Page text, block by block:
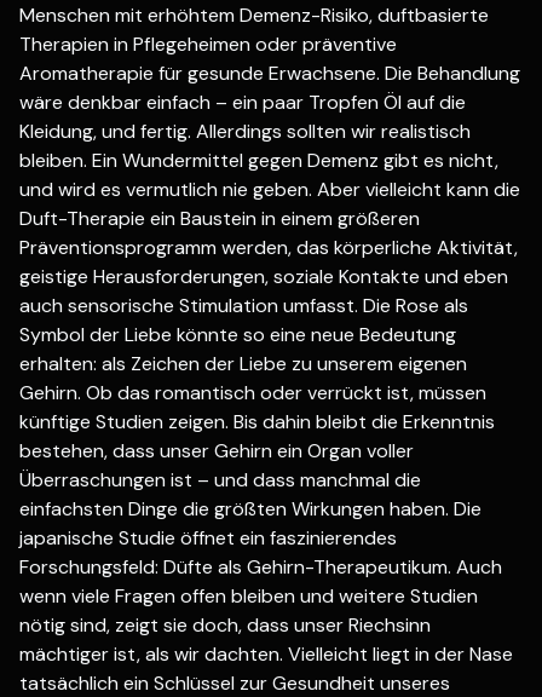
Menschen mit erhöhtem Demenz-Risiko, duftbasierte
Therapien in Pflegeheimen oder präventive
Aromatherapie für gesunde Erwachsene. Die Behandlung
wäre denkbar einfach – ein paar Tropfen Öl auf die
Kleidung, und fertig. Allerdings sollten wir realistisch
bleiben. Ein Wundermittel gegen Demenz gibt es nicht,
und wird es vermutlich nie geben. Aber vielleicht kann die
Duft-Therapie ein Baustein in einem größeren
Präventionsprogramm werden, das körperliche Aktivität,
geistige Herausforderungen, soziale Kontakte und eben
auch sensorische Stimulation umfasst. Die Rose als
Symbol der Liebe könnte so eine neue Bedeutung
erhalten: als Zeichen der Liebe zu unserem eigenen
Gehirn. Ob das romantisch oder verrückt ist, müssen
künftige Studien zeigen. Bis dahin bleibt die Erkenntnis
bestehen, dass unser Gehirn ein Organ voller
Überraschungen ist – und dass manchmal die
einfachsten Dinge die größten Wirkungen haben. Die
japanische Studie öffnet ein faszinierendes
Forschungsfeld: Düfte als Gehirn-Therapeutikum. Auch
wenn viele Fragen offen bleiben und weitere Studien
nötig sind, zeigt sie doch, dass unser Riechsinn
mächtiger ist, als wir dachten. Vielleicht liegt in der Nase
tatsächlich ein Schlüssel zur Gesundheit unseres